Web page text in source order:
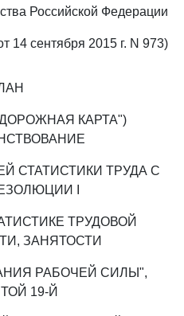
Российской Федерации
14 сентября 2015 г. N 973)
КАРТА")
СТАТИСТИКИ ТРУДА С
I
ТРУДОВОЙ
ЗАНЯТОСТИ
РАБОЧЕЙ СИЛЫ",
19-Й